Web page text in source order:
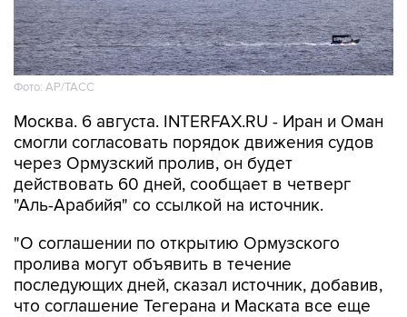
Фото: AP/ТАСС
Москва. 6 августа. INTERFAX.RU - Иран и Оман
смогли согласовать порядок движения судов
через Ормузский пролив, он будет
действовать 60 дней, сообщает в четверг
"Аль-Арабийя" со ссылкой на источник.
"О соглашении по открытию Ормузского
пролива могут объявить в течение
последующих дней, сказал источник, добавив,
что соглашение Тегерана и Маската все еще